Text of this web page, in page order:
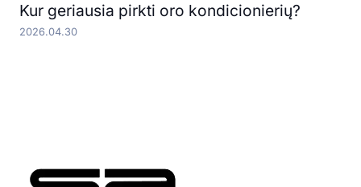
Kur geriausia pirkti oro kondicionierių?
2026.04.30